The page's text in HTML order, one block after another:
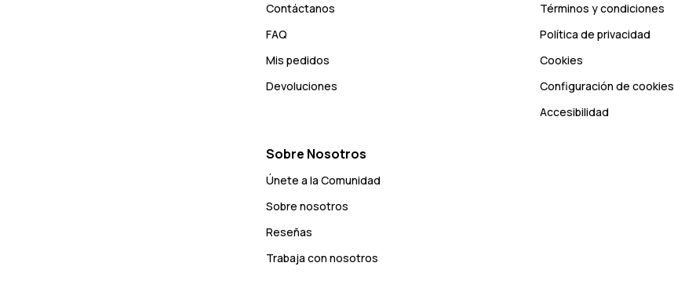
Contáctanos
FAQ
Mis pedidos
Devoluciones
Términos y condiciones
Política de privacidad
Cookies
Configuración de cookies
Accesibilidad
Sobre Nosotros
Únete a la Comunidad
Sobre nosotros
Reseñas
Trabaja con nosotros